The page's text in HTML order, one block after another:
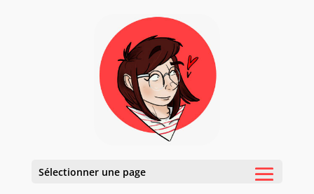
Sélectionner une page